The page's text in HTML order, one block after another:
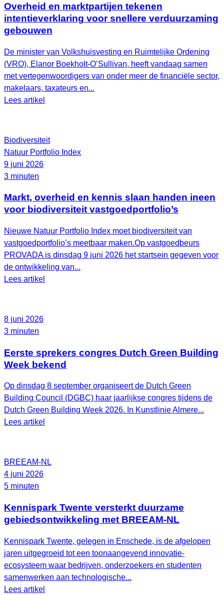
Overheid en marktpartijen tekenen
intentieverklaring voor snellere verduurzaming
gebouwen
De minister van Volkshuisvesting en Ruimtelijke Ordening
(VRO), Elanor Boekholt‑O’Sullivan, heeft vandaag samen
met vertegenwoordigers van onder meer de financiële sector,
makelaars, taxateurs en...
Lees artikel
Biodiversiteit
Natuur Portfolio Index
9 juni 2026
3 minuten
Markt, overheid en kennis slaan handen ineen
voor biodiversiteit vastgoedportfolio’s
Nieuwe Natuur Portfolio Index moet biodiversiteit van
vastgoedportfolio’s meetbaar maken.Op vastgoedbeurs
PROVADA is dinsdag 9 juni 2026 het startsein gegeven voor
de ontwikkeling van...
Lees artikel
8 juni 2026
3 minuten
Eerste sprekers congres Dutch Green Building
Week bekend
Op dinsdag 8 september organiseert de Dutch Green
Building Council (DGBC) haar jaarlijkse congres tijdens de
Dutch Green Building Week 2026. In Kunstlinie Almere...
Lees artikel
BREEAM-NL
4 juni 2026
5 minuten
Kennispark Twente versterkt duurzame
gebiedsontwikkeling met BREEAM‑NL
Kennispark Twente, gelegen in Enschede, is de afgelopen
jaren uitgegroeid tot een toonaangevend innovatie-
ecosysteem waar bedrijven, onderzoekers en studenten
samenwerken aan technologische...
Lees artikel